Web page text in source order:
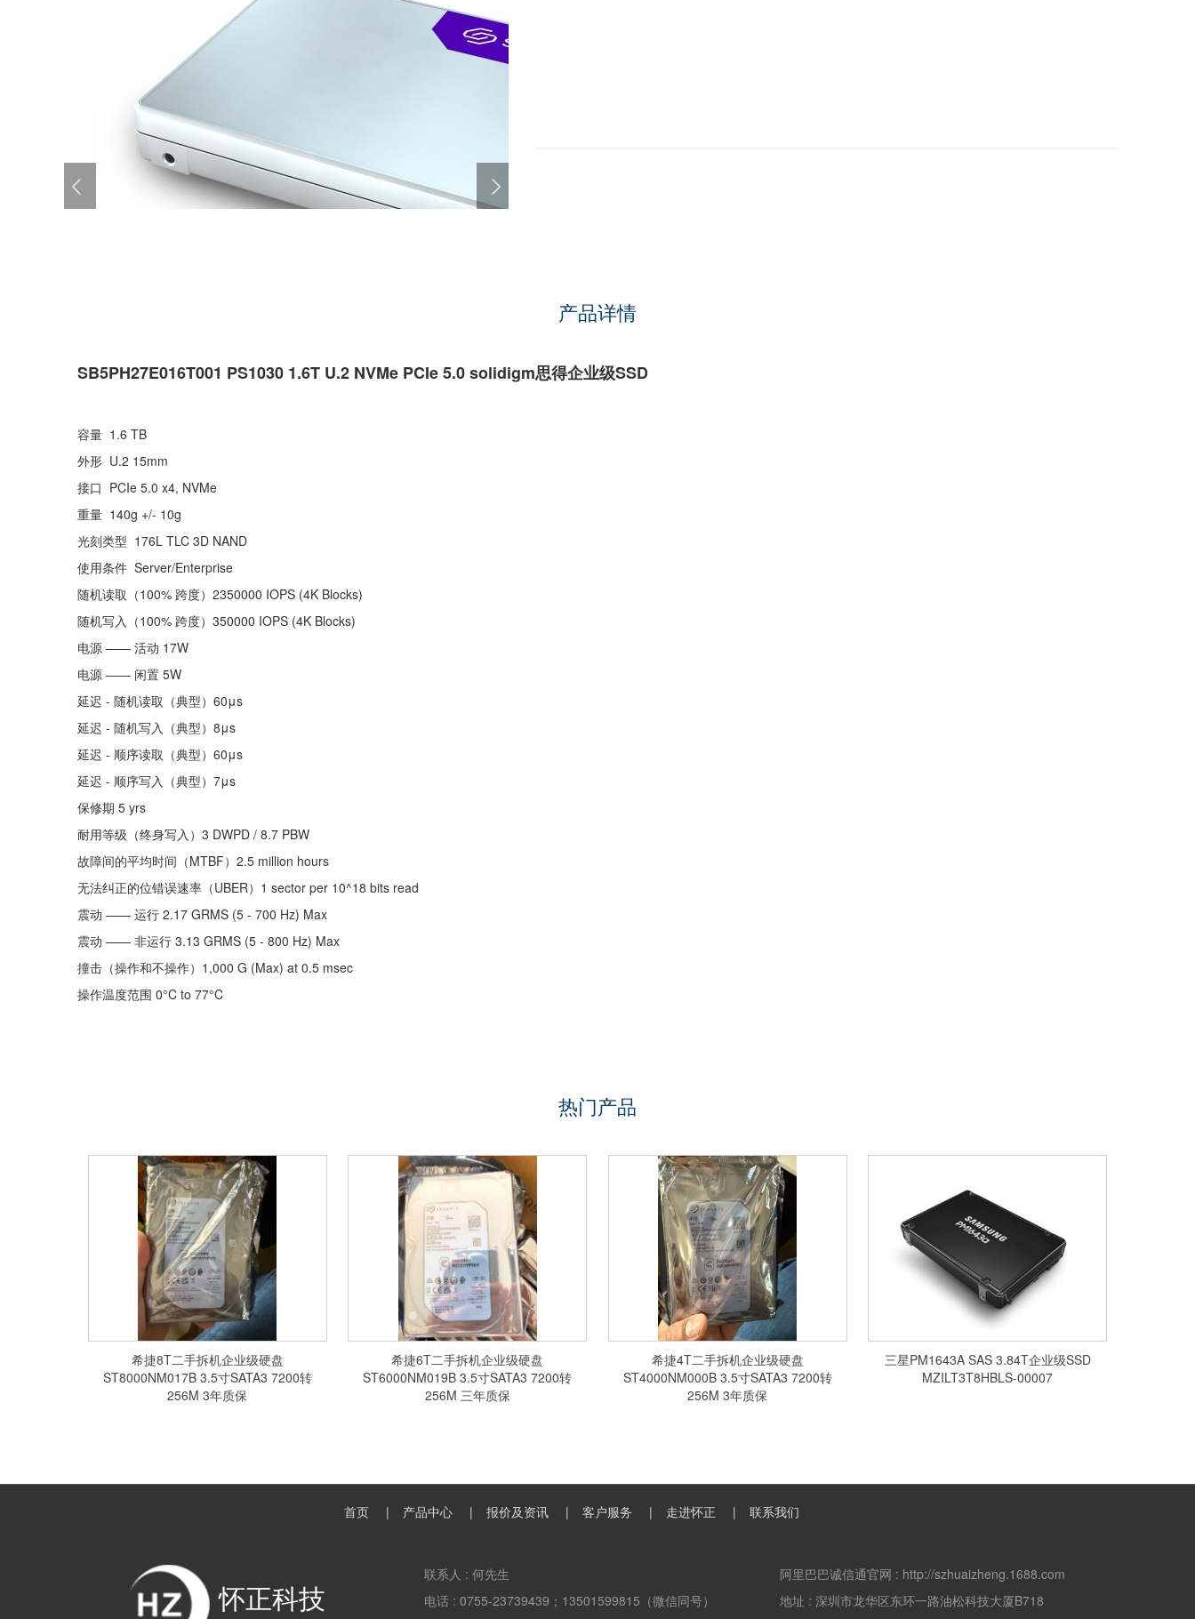
产品详情
SB5PH27E016T001 PS1030 1.6T U.2 NVMe PCIe 5.0solidigm思得企业级SSD
容量 1.6 TB
外形 U.2 15mm
接口 PCIe 5.0 x4, NVMe
重量 140g +/- 10g
光刻类型 176L TLC 3D NAND
使用条件 Server/Enterprise
随机读取（100% 跨度）2350000 IOPS (4K Blocks)
随机写入（100% 跨度）350000 IOPS (4K Blocks)
电源 —— 活动 17W
电源 —— 闲置 5W
延迟 - 随机读取（典型）60μs
延迟 - 随机写入（典型）8μs
延迟 - 顺序读取（典型）60μs
延迟 - 顺序写入（典型）7μs
保修期 5 yrs
耐用等级（终身写入）3 DWPD / 8.7 PBW
故障间的平均时间（MTBF）2.5 million hours
无法纠正的位错误速率（UBER）1 sector per 10^18 bits read
震动 —— 运行 2.17 GRMS (5 - 700 Hz) Max
震动 —— 非运行 3.13 GRMS (5 - 800 Hz) Max
撞击（操作和不操作）1,000 G (Max) at 0.5 msec
操作温度范围 0°C to 77°C
热门产品
希捷8T二手拆机企业级硬盘
ST8000NM017B 3.5寸SATA3 7200转
256M 3年质保
希捷6T二手拆机企业级硬盘
ST6000NM019B 3.5寸SATA3 7200转
256M 三年质保
希捷4T二手拆机企业级硬盘
ST4000NM000B 3.5寸SATA3 7200转
256M 3年质保
三星PM1643A SAS 3.84T企业级SSD
MZILT3T8HBLS-00007
首页 产品中心 报价及资讯 客户服务 走进怀正 联系我们
怀正科技
联系人 : 何先生
电话 : 0755-23739439；13501599815（微信同号）
阿里巴巴诚信通官网 : http://szhuaizheng.1688.com
地址 :深圳市龙华区东环一路油松科技大厦B718